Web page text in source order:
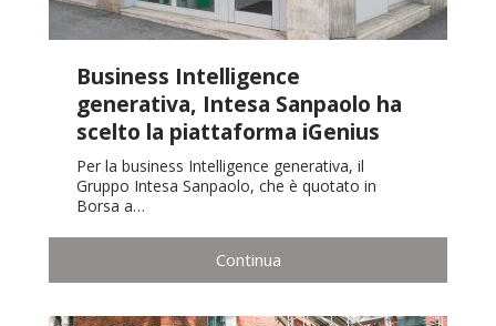
Business Intelligence
generativa, Intesa Sanpaolo ha
scelto la piattaforma iGenius
Per la business Intelligence generativa, il
Gruppo Intesa Sanpaolo, che è quotato in
Borsa a…
Continua